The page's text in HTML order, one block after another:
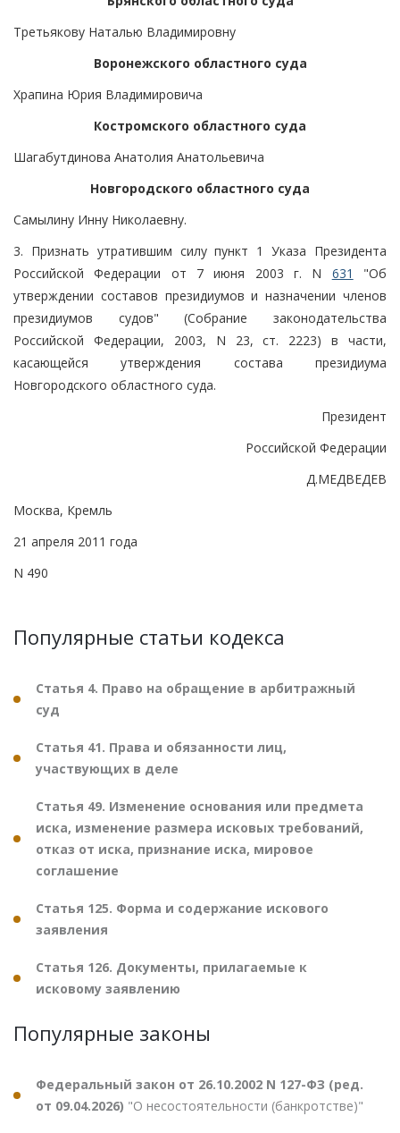
Третьякову Наталью Владимировну
Воронежского областного суда
Храпина Юрия Владимировича
Костромского областного суда
Шагабутдинова Анатолия Анатольевича
Новгородского областного суда
Самылину Инну Николаевну.
3. Признать утратившим силу пункт 1 Указа Президента
Российской Федерации от 7 июня 2003 г. N 631
"Об
утверждении составов президиумов и назначении членов
президиумов судов" (Собрание законодательства
Российской Федерации, 2003, N 23, ст. 2223) в части,
касающейся утверждения состава президиума
Новгородского областного суда.
Президент
Российской Федерации
Д.МЕДВЕДЕВ
Москва, Кремль
21 апреля 2011 года
N 490
Популярные статьи кодекса
Статья 4. Право на обращение в арбитражный
суд
Статья 41. Права и обязанности лиц,
участвующих в деле
Статья 49. Изменение основания или предмета
иска, изменение размера исковых требований,
отказ от иска, признание иска, мировое
соглашение
Статья 125. Форма и содержание искового
заявления
Статья 126. Документы, прилагаемые к
исковому заявлению
Популярные законы
Федеральный закон от 26.10.2002 N 127-ФЗ (ред.
от 09.04.2026) "О несостоятельности (банкротстве)"